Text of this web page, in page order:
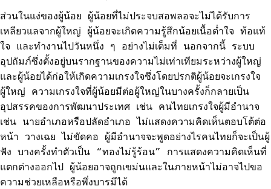
ส่วนในแง่ของผู้น้อย ผู้น้อยที่ไม่ประจบสอพลอจะไม่ได้รับการ
เหลียวแลจากผู้ใหญ่ ผู้น้อยจะเกิดความรู้สึกน้อยเนื้อต่ำใจ ท้อแท้
ใจ และทำงานไปวันหนึ่ง ๆ อย่างไม่เต็มที่ นอกจากนี้ ระบบ
อุปถัมภ์ซึ่งตั้งอยู่บนรากฐานของความไม่เท่าเทียมระหว่างผู้ใหญ่
และผู้น้อยได้ก่อให้เกิดความเกรงใจซึ่งโดยปรกติผู้น้อยจะเกรงใจ
ผู้ใหญ่ ความเกรงใจที่ผู้น้อยมีต่อผู้ใหญ่ในบางครั้งก็กลายเป็น
อุปสรรคของการพัฒนาประเทศ เช่น คนไทยเกรงใจผู้มีอำนาจ
เช่น นายอำเภอหรือปลัดอำเภอ ไม่แสดงความคิดเห็นตอบโต้ต่อ
หน้า วางเฉย ไม่ขัดคอ ผู้มีอำนาจจะพูดอย่างไรคนไทยก็จะเป็นผู้
ฟัง บางครั้งทำตัวเป็น “ทองไม่รู้ร้อน” การแสดงความคิดเห็นที่
แตกต่างออกไป ผู้น้อยอาจถูกเขม่นและในภายหน้าไม่อาจไปขอ
ความช่วยเหลือหรือพึ่งบารมีได้